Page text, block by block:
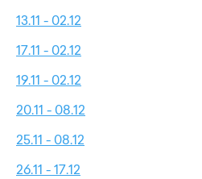
13.11 - 02.12
17.11 - 02.12
19.11 - 02.12
20.11 - 08.12
25.11 - 08.12
26.11 - 17.12